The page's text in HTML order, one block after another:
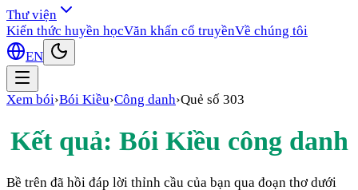
Thư viện
Kiến thức huyền họcVăn khấn cổ truyềnVề chúng tôi
EN
Xem bói›Bói Kiều›Công danh›Quẻ số 303
Kết quả: Bói Kiều công danh
Bề trên đã hồi đáp lời thỉnh cầu của bạn qua đoạn thơ dưới